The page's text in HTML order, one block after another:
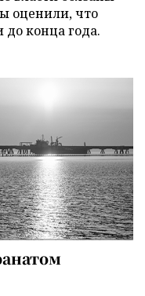
оценили, что
до конца года.